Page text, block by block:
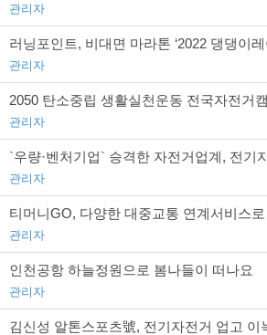
관리자
러닝포인트, 비대면 마라톤 ‘2022 댕댕이
관리자
2050 탄소중립 생활실천운동 전국자전거
관리자
`우량·벤처기업` 승격한 자전거업계, 전기
관리자
티머니GO, 다양한 대중교통 연계서비스
관리자
인천공항 하늘정원으로 봄나들이 떠나요
관리자
김신성 알톤스포츠號, 전기자전거 업고 이